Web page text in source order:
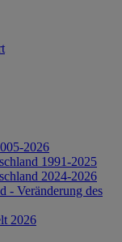
2026
1991-2025
2024-2026
- Veränderung des
2026